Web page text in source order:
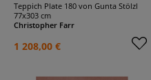
Teppich Plate 180 von Gunta Stölzl
77x303 cm
Christopher Farr
1 208,00 €